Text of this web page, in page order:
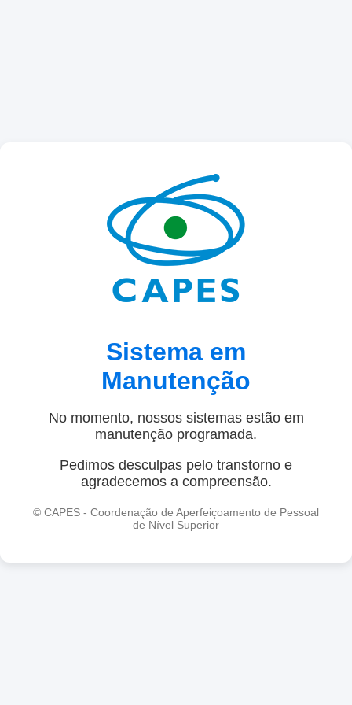
Sistema em
Manutenção
No momento, nossos sistemas estão em
manutenção programada.
Pedimos desculpas pelo transtorno e
agradecemos a compreensão.
© CAPES - Coordenação de Aperfeiçoamento de Pessoal
de Nível Superior